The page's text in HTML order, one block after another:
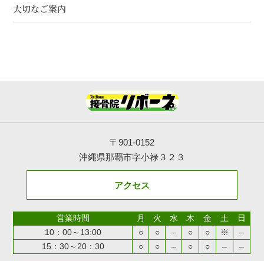
大切なご案内
〒901-0152
沖縄県那覇市字小禄３２３
アクセス
営業時間 月 火 水 木 金 土
日
10：00～13:00
○ ○ – ○ ○ ※
–
15：30～20：30
○ ○ – ○ ○ – –